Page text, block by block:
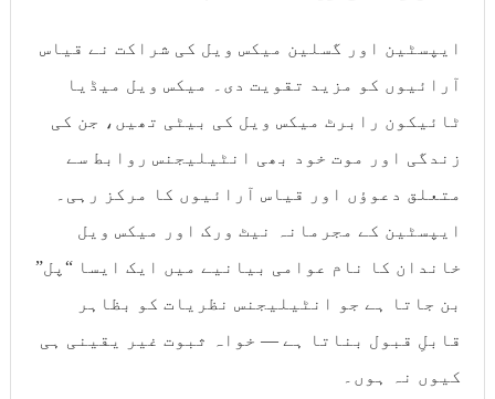
ایپسٹین اور گسلین میکس ویل کی شراکت نے قیاس
آرائیوں کو مزید تقویت دی۔ میکس ویل میڈیا
ٹائیکون رابرٹ میکس ویل کی بیٹی تھیں، جن کی
زندگی اور موت خود بھی انٹیلیجنس روابط سے
متعلق دعوؤں اور قیاس آرائیوں کا مرکز رہی۔
ایپسٹین کے مجرمانہ نیٹ ورک اور میکس ویل
خاندان کا نام عوامی بیانیے میں ایک ایسا “پل”
بن جاتا ہے جو انٹیلیجنس نظریات کو بظاہر
قابلِ قبول بناتا ہے — خواہ ثبوت غیر یقینی ہی
کیوں نہ ہوں۔